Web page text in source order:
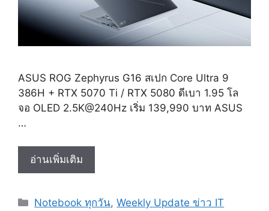
ASUS ROG Zephyrus G16 สเปก Core Ultra 9
386H + RTX 5070 Ti / RTX 5080 ดีเบา 1.95 โล
จอ OLED 2.5K@240Hz เริ่ม 139,990 บาท ASUS
…
อ่านเพิ่มเติม
Zephyrus
Core
Categories
Notebook ทุกวัน,Weekly Update ข่าว IT